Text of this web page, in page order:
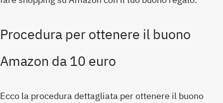
Procedura per ottenere il buono
Amazon da 10 euro
Ecco la procedura dettagliata per ottenere il buono